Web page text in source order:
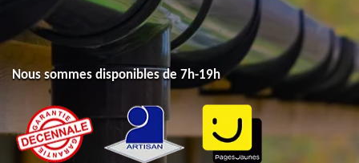
Nous sommes disponibles de 7h-19h